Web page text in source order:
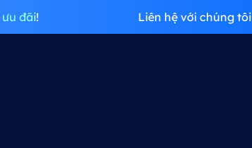
ưu đãi! Liên hệ với chúng tôi